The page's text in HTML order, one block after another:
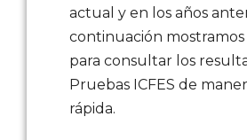
actual y en los años
continuación mostramos
para consultar los
Pruebas ICFES de
rápida.